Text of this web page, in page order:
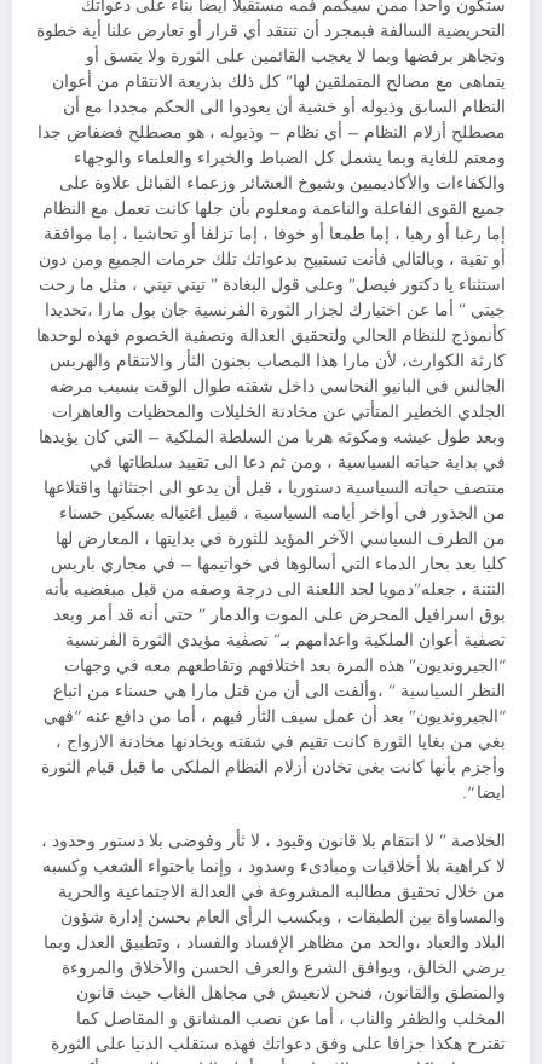
ستكون واحدا ممن سيكمم فمه مستقبلا أيضا بناء على دعواتك
التحريضية السالفة فبمجرد أن تنتقد أي قرار أو تعارض علنا أية خطوة
وتجاهر برفضها وبما لا يعجب القائمين على الثورة ولا يتسق أو
يتماهى مع مصالح المتملقين لها” كل ذلك بذريعة الانتقام من أعوان
النظام السابق وذيوله أو خشية أن يعودوا الى الحكم مجددا مع أن
مصطلح أزلام النظام – أي نظام – وذيوله ، هو مصطلح فضفاض جدا
ومعتم للغاية وبما يشمل كل الضباط والخبراء والعلماء والوجهاء
والكفاءات والأكاديميين وشيوخ العشائر وزعماء القبائل علاوة على
جميع القوى الفاعلة والناعمة ومعلوم بأن جلها كانت تعمل مع النظام
إما رغبا أو رهبا ، إما طمعا أو خوفا ، إما تزلفا أو تحاشيا ، إما موافقة
أو تقية ، وبالتالي فأنت تستبيح بدعواتك تلك حرمات الجميع ومن دون
استثناء يا دكتور فيصل” وعلى قول البغادة ” تيتي تيتي ، مثل ما رحت
جيتي ” أما عن اختيارك لجزار الثورة الفرنسية جان بول مارا ،تحديدا
كأنموذج للنظام الحالي ولتحقيق العدالة وتصفية الخصوم فهذه لوحدها
كارثة الكوارث، لأن مارا هذا المصاب بجنون الثأر والانتقام والهربس
الجالس في البانيو النحاسي داخل شقته طوال الوقت بسبب مرضه
الجلدي الخطير المتأتي عن مخادنة الخليلات والمحظيات والعاهرات
وبعد طول عيشه ومكوثه هربا من السلطة الملكية – التي كان يؤيدها
في بداية حياته السياسية ، ومن ثم دعا الى تقييد سلطاتها في
منتصف حياته السياسية دستوريا ، قبل أن يدعو الى اجتثاثها واقتلاعها
من الجذور في أواخر أيامه السياسية ، قبيل اغتياله بسكين حسناء
من الطرف السياسي الآخر المؤيد للثورة في بدايتها ، المعارض لها
كليا بعد بحار الدماء التي أسالوها في خواتيمها – في مجاري باريس
النتنة ، جعله”دمويا لحد اللعنة الى درجة وصفه من قبل مبغضيه بأنه
بوق اسرافيل المحرض على الموت والدمار ” حتى أنه قد أمر وبعد
تصفية أعوان الملكية واعدامهم بـ” تصفية مؤيدي الثورة الفرنسية
“الجيرونديون” هذه المرة بعد اختلافهم وتقاطعهم معه في وجهات
النظر السياسية ” ،وألفت الى أن من قتل مارا هي حسناء من اتباع
“الجيرونديون” بعد أن عمل سيف الثأر فيهم ، أما من دافع عنه “فهي
بغي من بغايا الثورة كانت تقيم في شقته ويخادنها مخادنة الازواج ،
وأجزم بأنها كانت بغي تخادن أزلام النظام الملكي ما قبل قيام الثورة
ايضا “.
الخلاصة ” لا انتقام بلا قانون وقيود ، لا ثأر وفوضى بلا دستور وحدود ،
لا كراهية بلا أخلاقيات ومبادىء وسدود ، وإنما باحتواء الشعب وكسبه
من خلال تحقيق مطالبه المشروعة في العدالة الاجتماعية والحرية
والمساواة بين الطبقات ، وبكسب الرأي العام بحسن إدارة شؤون
البلاد والعباد ،والحد من مظاهر الإفساد والفساد ، وتطبيق العدل وبما
يرضي الخالق، ويوافق الشرع والعرف الحسن والأخلاق والمروءة
والمنطق والقانون، فنحن لانعيش في مجاهل الغاب حيث قانون
المخلب والظفر والناب ، أما عن نصب المشانق و المقاصل كما
تقترح هكذا جزافا على وفق دعواتك فهذه ستقلب الدنيا على الثورة